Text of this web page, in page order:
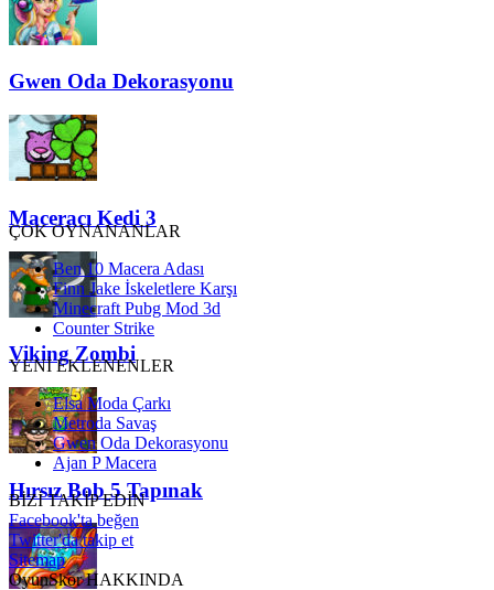
Gwen Oda Dekorasyonu
Maceracı Kedi 3
Viking Zombi
Hırsız Bob 5 Tapınak
ÇOK OYNANANLAR
Ben 10 Macera Adası
Finn Jake İskeletlere Karşı
Minecraft Pubg Mod 3d
Counter Strike
YENİ EKLENENLER
Elsa Moda Çarkı
Metroda Savaş
Gwen Oda Dekorasyonu
Ajan P Macera
BİZİ TAKİP EDİN
Facebook'ta beğen
Twitter'da takip et
Sitemap
OyunSkor HAKKINDA